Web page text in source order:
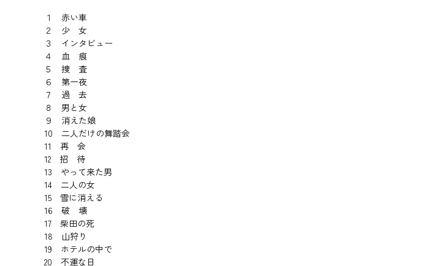
１ 赤い車
２ 少 女
３ インタビュー
４ 血 痕
５ 捜 査
６ 第一夜
７ 過 去
８ 男と女
９ 消えた娘
10 二人だけの舞踏会
11 再 会
12 招 待
13 やって来た男
14 二人の女
15 雪に消える
16 破 壊
17 柴田の死
18 山狩り
19 ホテルの中で
20 不運な日